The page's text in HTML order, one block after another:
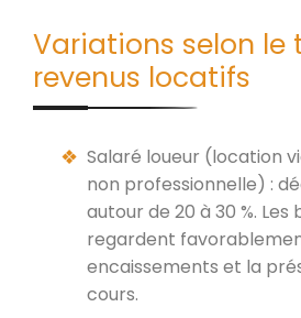
Variations selon le
revenus locatifs
Salaré loueur (location
non professionnelle) :
autour de 20 à 30 %. Les
regardent
encaissements et la
cours.